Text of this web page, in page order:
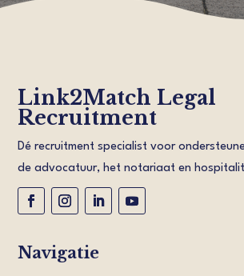
Link2Match Legal
Recruitment
Dé recruitment specialist voor
de advocatuur, het notariaat en
Navigatie